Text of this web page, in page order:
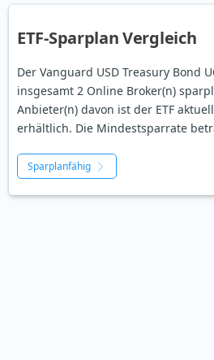
ETF-Sparplan Vergleich
Der Vanguard USD Treasury Bond
insgesamt 2 Online Broker(n)
Anbieter(n) davon ist der ETF
erhältlich. Die Mindestsparrate
Sparplanfähig